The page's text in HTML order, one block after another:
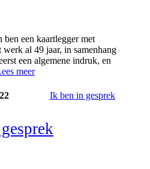
een kaartlegger met
al 49 jaar, in samenhang
een algemene indruk, en
meer
Ik ben in gesprek